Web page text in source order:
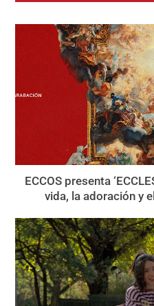
ECCOS presenta
vida, la adoración y